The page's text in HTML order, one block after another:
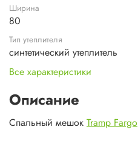
Ширина
80
Тип утеплителя
синтетический утеплитель
Все характеристики
Описание
Спальный мешок Tramp Fargo